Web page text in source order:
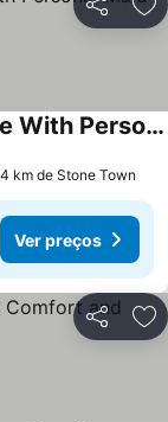
Partilhar
Stonetown Rooftop Masterpiece With Personal Maid
km de Stone Town
Ver preços
Partilhar